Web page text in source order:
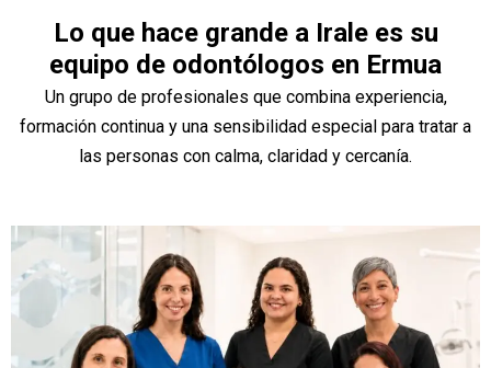
Lo que hace grande a Irale es su
equipo de odontólogos en Ermua
Un grupo de profesionales que combina experiencia,
formación continua y una sensibilidad especial para tratar a
las personas con calma, claridad y cercanía.